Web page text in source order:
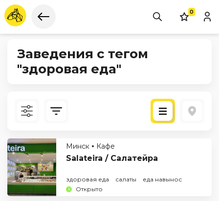
0
Заведения с тегом
"здоровая еда"
По рейтингуМинск Кафе
Salateira / Салатейра
здоровая еда салаты
еда навынос
Открыто